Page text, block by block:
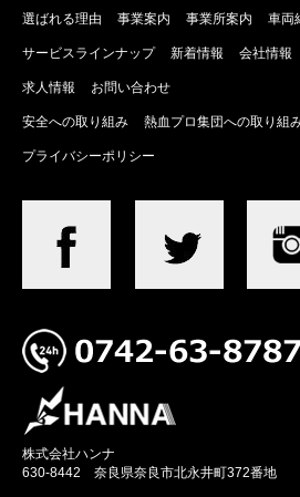
選ばれる理由 事業案内 事業所案内 車両
サービスラインナップ 新着情報 会社情報
求人情報 お問い合わせ
安全への取り組み 熱血プロ集団への取り組
プライバシーポリシー
株式会社ハンナ
630-8442 奈良県奈良市北永井町372番地